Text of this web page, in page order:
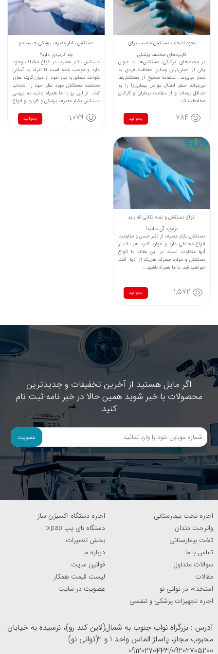
نحوه انتخاب دستکش مناسب برای
کاربردهای مختلف پزشکی
در محیط‌های پزشکی، دستکش‌ها به عنوان
یکی از اصلی‌ترین وسایل حفاظت فردی به
شمار می‌روند. استفاده صحیح از دستکش‌ها
می‌تواند خطر انتقال عوامل بیماری‌زا را به
حداقل برساند و از سلامت بیماران و کارکنان
محافظت کند.
784 بخوانید
دستکش یکبار مصرف پزشکی چیست و
چه کاربردی دارد؟
دستکش یکبار مصرف در انواع مختلف وجود
دارد و موجب شده است تا افراد به آسانی
بتوانند مطابق با نیاز خود از میان گزینه های
مختلف، دستکش مورد نظر خود را انتخاب
کنند. از این رو با ما همراه باشید به بررسی
دستکش یکبار مصرف پزشکی و کاربرد و انواع
1,079 بخوانید
انواع دستکش و تمام نکاتی که باید
درمورد آن بدانید!
دستکش یکبار مصرف از نظر جنس و مقاومت
انواع مختلفی دارد و موارد کابرد هر یک از
آنها متفاوت است، در این مقاله با انواع
دستکش و موارد مصرف هریک از آنها آشنا
خواهید شد، با ما همراه باشید...
1,572 بخوانید
اگر مایل هستید از آخرین تخفیفات و جدیدترین
محصولات با خبر شوید همین حالا در خبر نامه ثبت نام
کنید
عضویت
اجاره تخت بیمارستانی
اجاره دستگاه اکسیژن ساز
واترجت دندان
دستگاه بای پپ bipap
تخت بیمارستانی
بخش تعمیرات
تماس با ما
درباره ما
سوالات متداول
قوانین سایت
مقالات
لیست قیمت همکار
استخدام در توانی نو
عضویت در سایت
اجاره تجهیزات پزشکی و تنفسی
آدرس : بزرگراه نواب جنوب به شمال(لاین کند رو)، نرسیده به خیابان
محبوب مجاز، پاساژ الماس واحد 1 و 2(توانی نو)
09120270443/09202705200